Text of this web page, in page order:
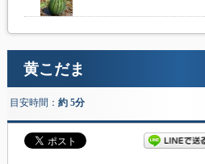
黄こだま
目安時間： 約 5分